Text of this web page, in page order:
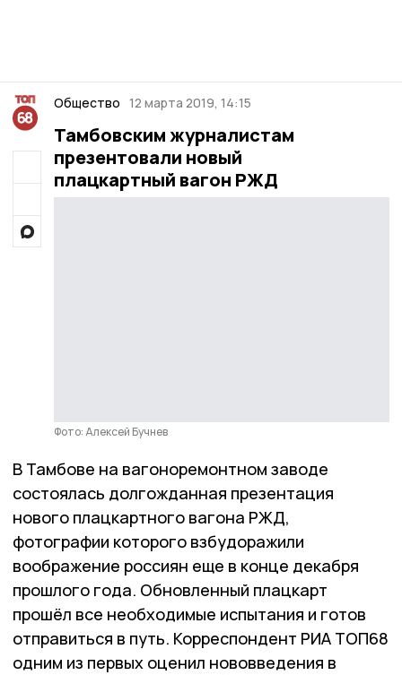
Общество 12 марта 2019, 14:15
Тамбовским журналистам
презентовали новый
плацкартный вагон РЖД
Фото: Алексей Бучнев
В Тамбове на вагоноремонтном заводе
состоялась долгожданная презентация
нового плацкартного вагона РЖД,
фотографии которого взбудоражили
воображение россиян еще в конце декабря
прошлого года. Обновленный плацкарт
прошёл все необходимые испытания и готов
отправиться в путь. Корреспондент РИА ТОП68
одним из первых оценил нововведения в